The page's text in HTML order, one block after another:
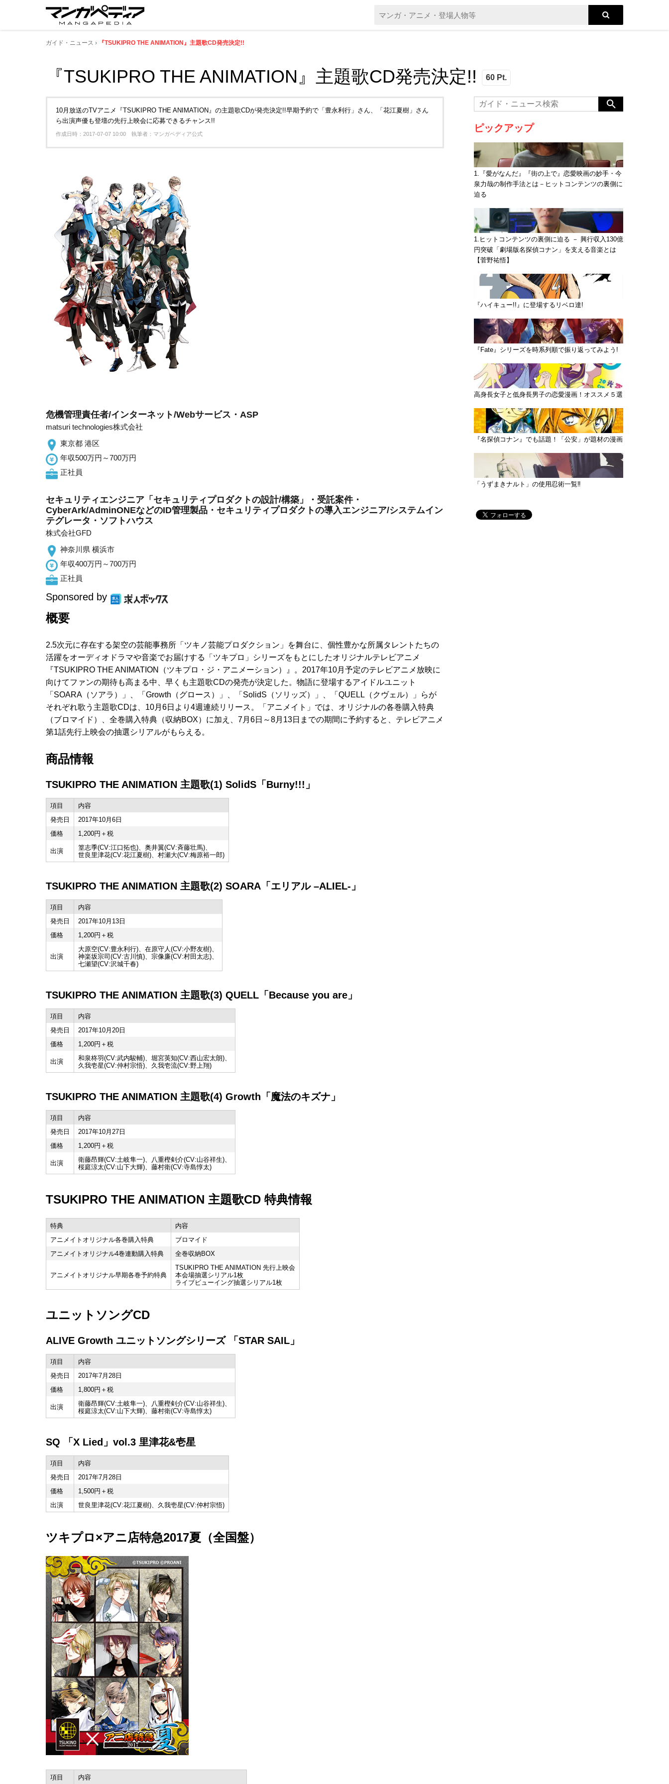
ガイド・ニュース 『TSUKIPRO THE ANIMATION』主題歌CD発売決定!!
『TSUKIPRO THE ANIMATION』主題歌CD発売決定!! 60 Pt.
10月放送のTVアニメ『TSUKIPRO THE ANIMATION』の主題歌CDが発売決定!!早期予約で「豊永利行」さん、「花江夏樹」さん
ら出演声優も登壇の先行上映会に応募できるチャンス!!
作成日時：2017-07-07 10:00 執筆者：マンガペディア公式
危機管理責任者/インターネット/Webサービス・ASP
matsuri technologies株式会社
東京都 港区
年収500万円～700万円
正社員
セキュリティエンジニア「セキュリティプロダクトの設計/構築」・受託案件・
CyberArk/AdminONEなどのID管理製品・セキュリティプロダクトの導入エンジニア/システムイン
テグレータ・ソフトハウス
株式会社GFD
神奈川県 横浜市
年収400万円～700万円
正社員
Sponsored by
概要
2.5次元に存在する架空の芸能事務所「ツキノ芸能プロダクション」を舞台に、個性豊かな所属タレントたちの
活躍をオーディオドラマや音楽でお届けする「ツキプロ」シリーズをもとにしたオリジナルテレビアニメ
『TSUKIPRO THE ANIMATION（ツキプロ・ジ・アニメーション）』。2017年10月予定のテレビアニメ放映に
向けてファンの期待も高まる中、早くも主題歌CDの発売が決定した。物語に登場するアイドルユニット
「SOARA（ソアラ）」、「Growth（グロース）」、「SolidS（ソリッズ）」、「QUELL（クヴェル）」らが
それぞれ歌う主題歌CDは、10月6日より4週連続リリース。「アニメイト」では、オリジナルの各巻購入特典
（ブロマイド）、全巻購入特典（収納BOX）に加え、7月6日～8月13日までの期間に予約すると、テレビアニメ
第1話先行上映会の抽選シリアルがもらえる。
商品情報
TSUKIPRO THE ANIMATION 主題歌(1) SolidS「Burny!!!」
項目
内容
発売日
2017年10月6日
価格
1,200円＋税
出演
篁志季(CV:江口拓也)、奥井翼(CV:斉藤壮馬)、
世良里津花(CV:花江夏樹)、村瀬大(CV:梅原裕一郎)
TSUKIPRO THE ANIMATION 主題歌(2) SOARA「エリアル –ALIEL-」
項目
内容
発売日
2017年10月13日
価格
1,200円＋税
出演
大原空(CV:豊永利行)、在原守人(CV:小野友樹)、
神楽坂宗司(CV:古川慎)、宗像廉(CV:村田太志)、
七瀬望(CV:沢城千春)
TSUKIPRO THE ANIMATION 主題歌(3) QUELL「Because you are」
項目
内容
発売日
2017年10月20日
価格
1,200円＋税
出演
和泉柊羽(CV:武内駿輔)、堀宮英知(CV:西山宏太朗)、
久我壱星(CV:仲村宗悟)、久我壱流(CV:野上翔)
TSUKIPRO THE ANIMATION 主題歌(4) Growth「魔法のキズナ」
項目
内容
発売日
2017年10月27日
価格
1,200円＋税
出演
衛藤昂輝(CV:土岐隼一)、八重樫剣介(CV:山谷祥生)、
桜庭涼太(CV:山下大輝)、藤村衛(CV:寺島惇太)
TSUKIPRO THE ANIMATION 主題歌CD 特典情報
特典
内容
アニメイトオリジナル各巻購入特典
ブロマイド
アニメイトオリジナル4巻連動購入特典
全巻収納BOX
アニメイトオリジナル早期各巻予約特典
TSUKIPRO THE ANIMATION 先行上映会
本会場抽選シリアル1枚
ライブビューイング抽選シリアル1枚
ユニットソングCD
ALIVE Growth ユニットソングシリーズ 「STAR SAIL」
項目
内容
発売日
2017年7月28日
価格
1,800円＋税
出演
衛藤昂輝(CV:土岐隼一)、八重樫剣介(CV:山谷祥生)、
桜庭涼太(CV:山下大輝)、藤村衛(CV:寺島惇太)
SQ 「X Lied」vol.3 里津花&壱星
項目
内容
発売日
2017年7月28日
価格
1,500円＋税
出演
世良里津花(CV:花江夏樹)、久我壱星(CV:仲村宗悟)
ツキプロ×アニ店特急2017夏（全国盤）
項目 内容
ピックアップ
1.『愛がなんだ』『街の上で』恋愛映画の妙手・今
泉力哉の制作手法とは－ヒットコンテンツの裏側に
迫る
1.ヒットコンテンツの裏側に迫る － 興行収入130億
円突破「劇場版名探偵コナン」を支える音楽とは
【菅野祐悟】
『ハイキュー!!』に登場するリベロ達!
『Fate』シリーズを時系列順で振り返ってみよう!
高身長女子と低身長男子の恋愛漫画！オススメ５選
『名探偵コナン』でも話題！「公安」が題材の漫画
「うずまきナルト」の使用忍術一覧‼